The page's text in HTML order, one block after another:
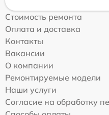
Стоимость ремонта
Оплата и доставка
Контакты
Вакансии
О компании
Ремонтируемые модели
Наши услуги
Согласие на обработку